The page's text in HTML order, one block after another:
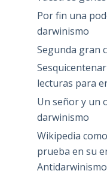
Por fin una
darwinismo
Segunda gran
lecturas para
Un señor y un
darwinismo
Wikipedia
prueba en su
Antidarwinismo